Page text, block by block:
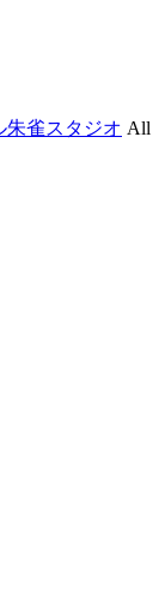
朱雀スタジオ All